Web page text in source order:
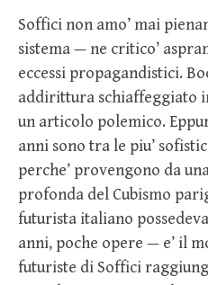
Soffici non amo’ mai
sistema — ne critico’
eccessi propagandistici.
addirittura schiaffeggiato
un articolo polemico.
anni sono tra le piu’
perche’ provengono da
profonda del Cubismo
futurista italiano
anni, poche opere — e’ il
futuriste di Soffici